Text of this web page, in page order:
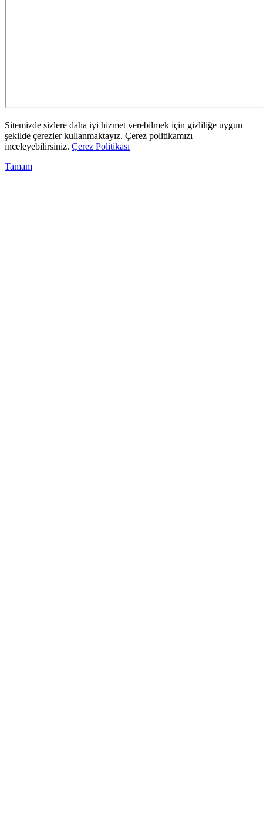
Sitemizde sizlere daha iyi hizmet verebilmek için gizliliğe uygun
şekilde çerezler kullanmaktayız. Çerez politikamızı
inceleyebilirsiniz. Çerez Politikası
Tamam